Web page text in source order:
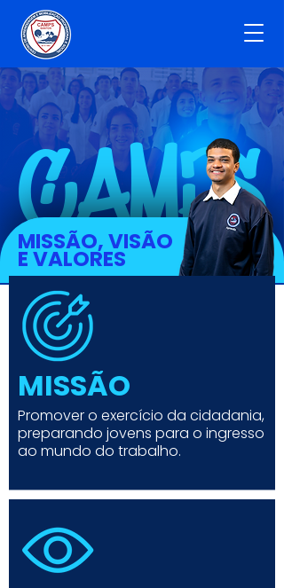
CAMPS
MISSÃO, VISÃO
E VALORES
MISSÃO
Promover o exercício da cidadania,
preparando jovens para o ingresso
ao mundo do trabalho.